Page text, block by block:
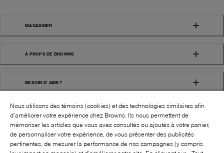
MAGASINER
À PROPS DE BROWNS
BESOIN D' AIDE?
Nous utilisons des témoins (cookies) et des technologies similaires afin
d’améliorer votre expérience chez Browns. Ils nous permettent de
mémoriser les articles que vous avez consultés ou ajoutés à votre panier,
de personnaliser votre expérience, de vous présenter des publicités
pertinentes, de mesurer la performance de nos campagnes (y compris